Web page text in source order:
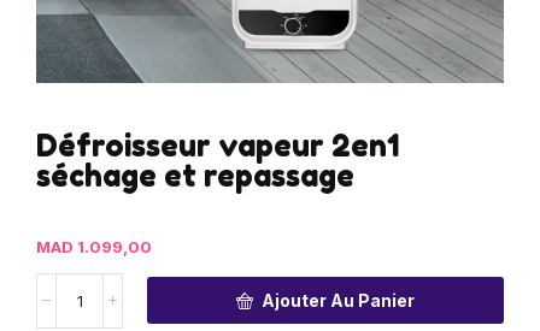
Défroisseur vapeur 2en1
séchage et repassage
MAD 1.099,00
Ajouter Au Panier